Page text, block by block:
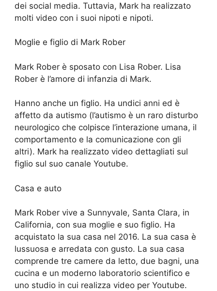
dei social media. Tuttavia, Mark ha realizzato
molti video con i suoi nipoti e nipoti.
Moglie e figlio di Mark Rober
Mark Rober è sposato con Lisa Rober. Lisa
Rober è l’amore di infanzia di Mark.
Hanno anche un figlio. Ha undici anni ed è
affetto da autismo (l’autismo è un raro disturbo
neurologico che colpisce l’interazione umana, il
comportamento e la comunicazione con gli
altri). Mark ha realizzato video dettagliati sul
figlio sul suo canale Youtube.
Casa e auto
Mark Rober vive a Sunnyvale, Santa Clara, in
California, con sua moglie e suo figlio. Ha
acquistato la sua casa nel 2016. La sua casa è
lussuosa e arredata con gusto. La sua casa
comprende tre camere da letto, due bagni, una
cucina e un moderno laboratorio scientifico e
uno studio in cui realizza video per Youtube.